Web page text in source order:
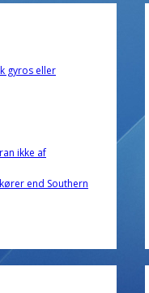
gyros eller
ikke af
end Southern